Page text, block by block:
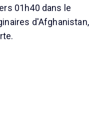
01h40 dans le
d'Afghanistan,